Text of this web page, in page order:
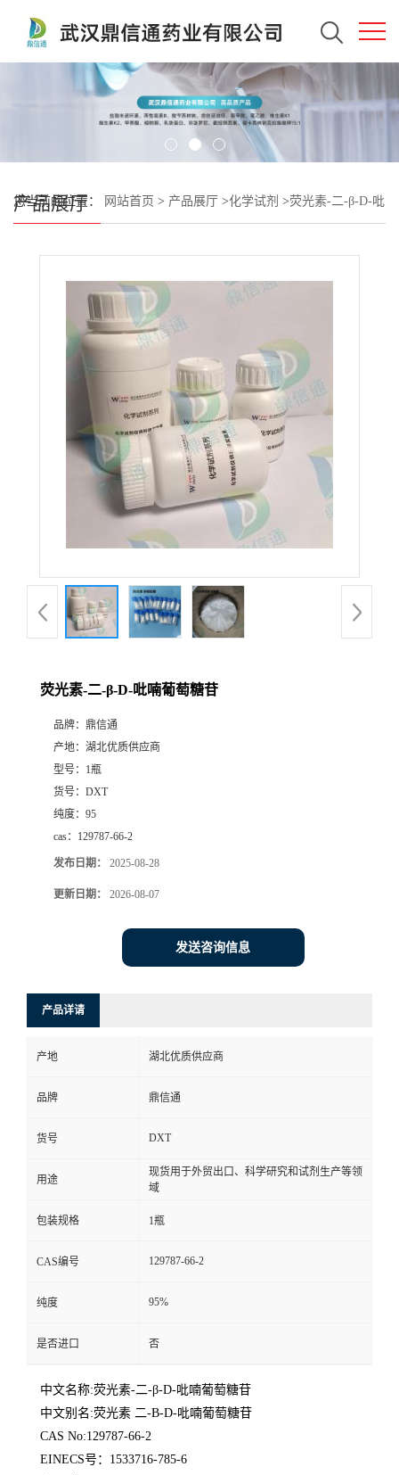
产品展厅
您当前的位置： 网站首页 > 产品展厅 >化学试剂 >荧光素-二-β-D-吡
荧光素-二-β-D-吡喃葡萄糖苷
品牌： 鼎信通
产地： 湖北优质供应商
型号： 1瓶
货号： DXT
纯度： 95
cas： 129787-66-2
发布日期： 2025-08-28
更新日期： 2026-08-07
发送咨询信息
产品详请
产地 湖北优质供应商
品牌 鼎信通
货号 DXT
用途
现货用于外贸出口、科学研究和试剂生产等领
域
包装规格 1瓶
CAS编号 129787-66-2
纯度 95%
是否进口 否
中文名称:荧光素-二-β-D-吡喃葡萄糖苷
中文别名:荧光素 二-Β-D-吡喃葡萄糖苷
CAS No:129787-66-2
EINECS号：1533716-785-6